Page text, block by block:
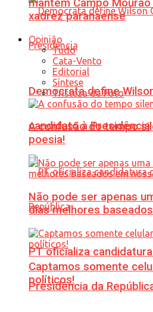
Democrata define
candidato à Presidência
PT oficializa
Presidência da
mantém Campo
xadrez paranaense
Opinião
Tudo
Cata-Vento
Editorial
Síntese
Tristeza da Foto
A confusão do tempo
poesia!
Não pode ser apenas
dias melhores
Captamos somente
políticos!